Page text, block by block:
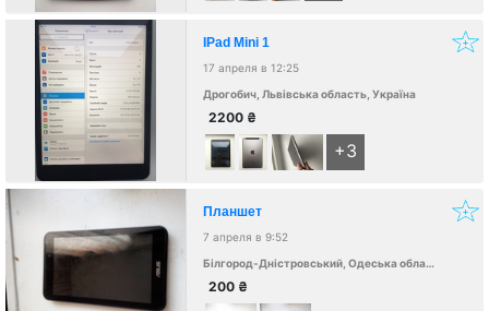
IPad Mini 1
17 апреля в 12:25
Дрогобич, Львівська область, Україна
2200 ₴
+3
Планшет
7 апреля в 9:52
Білгород-Дністровський, Одеська область, Україна, 67700
200 ₴